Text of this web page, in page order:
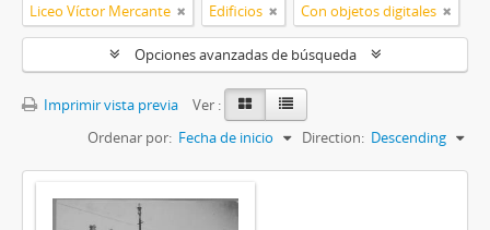
Liceo Víctor Mercante Edificios Con objetos digitales
Opciones avanzadas de búsqueda
Imprimir vista previa
Ver :
Ordenar por: Fecha de inicio Direction: Descending